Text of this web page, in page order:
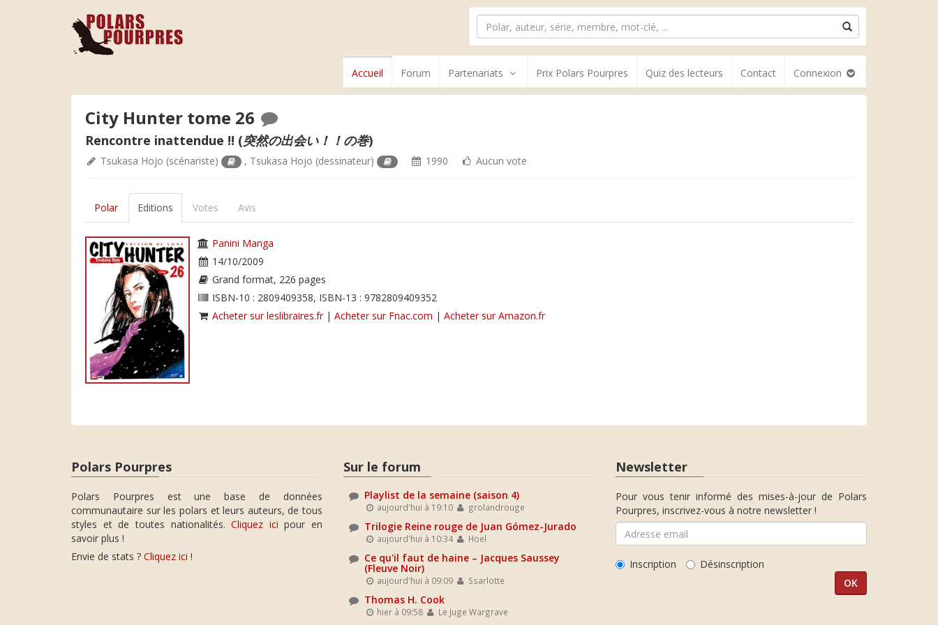
Accueil Forum Partenariats Prix Polars Pourpres Quiz des lecteurs Contact Connexion
City Hunter tome 26
Rencontre inattendue !! (突然の出会い！！の巻)
Tsukasa Hojo (scénariste) , Tsukasa Hojo (dessinateur) 1990 Aucun vote
Polar Editions Votes Avis
Panini Manga
14/10/2009
Grand format, 226 pages
ISBN-10 : 2809409358, ISBN-13 : 9782809409352
Acheter sur leslibraires.fr| Acheter sur Fnac.com | Acheter sur Amazon.fr
Polars Pourpres
Polars Pourpres est une base de données
communautaire sur les polars et leurs auteurs, de tous
styles et de toutes nationalités.Cliquez ici pour en
savoir plus !
Envie de stats ? Cliquez ici !
Sur le forum
Playlist de la semaine (saison 4)
aujourd'hui à 19:10 grolandrouge
Trilogie Reine rouge de Juan Gómez-Jurado
aujourd'hui à 10:34 Hoel
Ce qu'il faut de haine – Jacques Saussey
(Fleuve Noir)
aujourd'hui à 09:09 Ssarlotte
Thomas H. Cook
hier à 09:58 Le Juge Wargrave
Newsletter
Pour vous tenir informé des mises-à-jour de Polars
Pourpres, inscrivez-vous à notre newsletter !
Inscription Désinscription